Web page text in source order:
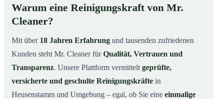
Warum eine Reinigungskraft von Mr.
Cleaner?
Mit über 18 Jahren Erfahrung und tausenden zufriedenen
Kunden steht Mr. Cleaner fürQualität, Vertrauen und
Transparenz. Unsere Plattform vermittelt geprüfte,
versicherte und geschulte Reinigungskräfte in
Heusenstamm und Umgebung – egal, ob Sie eine einmalige